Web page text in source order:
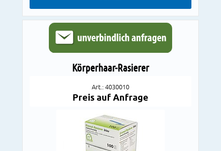
Körperhaar-Rasierer
Art.: 4030010
Preis auf Anfrage